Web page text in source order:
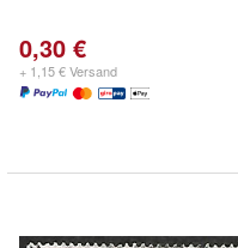
0,30 €
+ 1,15 € Versand